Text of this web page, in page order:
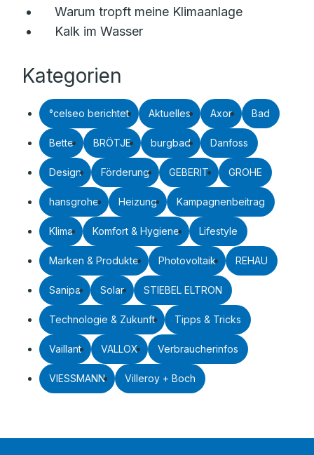
Warum tropft meine Klimaanlage
Kalk im Wasser
Kategorien
°celseo berichtet Aktuelles Axor Bad
Bette BRÖTJE burgbad Danfoss
Design Förderung GEBERIT GROHE
hansgrohe Heizung Kampagnenbeitrag
Klima Komfort & Hygiene Lifestyle
Marken & Produkte Photovoltaik REHAU
Sanipa Solar STIEBEL ELTRON
Technologie & Zukunft Tipps & Tricks
Vaillant VALLOX Verbraucherinfos
VIESSMANN Villeroy + Boch